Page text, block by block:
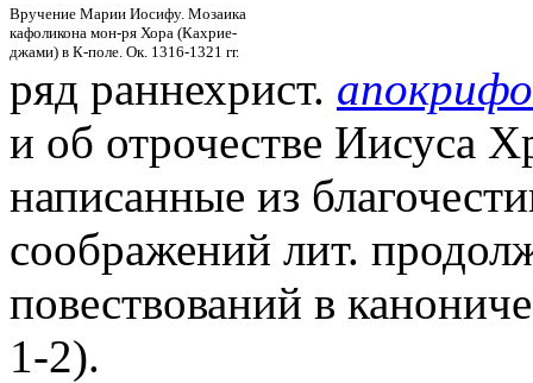
Вручение Марии Иосифу. Мозаика
кафоликона мон-ря Хора (Кахрие-
джами) в К-поле. Ок. 1316-1321 гг.
ряд раннехрист.
и об отрочестве Иисуса
написанные из
соображений лит.
повествований в
1-2).